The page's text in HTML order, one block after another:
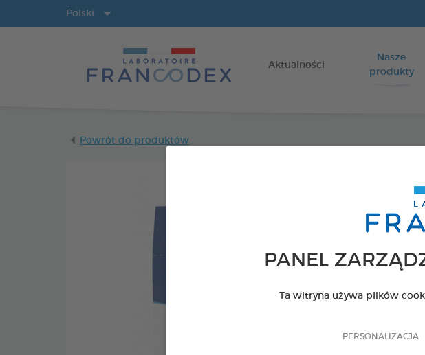
PANEL
Ta witryna używa plików
PERSONALIZACJA
Aktualności
Nasze
produkty
Polski
Powrót do produktów